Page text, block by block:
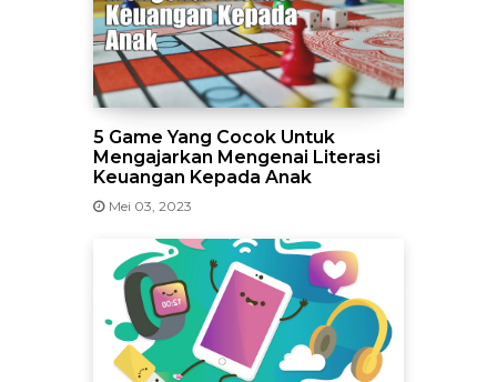
5 Game Yang Cocok Untuk
Mengajarkan Mengenai Literasi
Keuangan Kepada Anak
Mei 03, 2023